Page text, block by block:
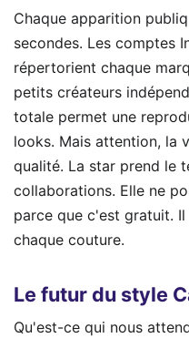
Chaque apparition
secondes. Les comptes
répertorient chaque
petits créateurs
totale permet une
looks. Mais attention, la
qualité. La star prend le
collaborations. Elle ne
parce que c'est gratuit.
chaque couture.
Le futur du style
Qu'est-ce qui nous